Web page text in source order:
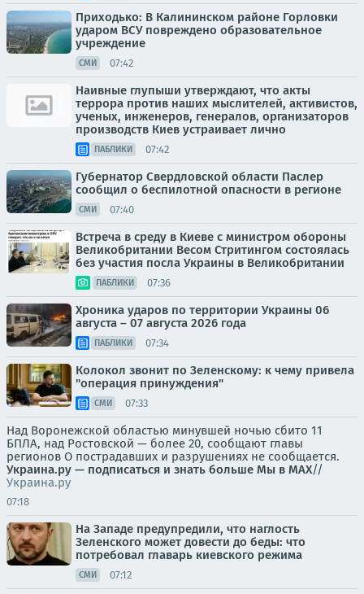
Приходько: В Калининском районе Горловки
ударом ВСУ повреждено образовательное
учреждение
СМИ 07:42
Наивные глупыши утверждают, что акты
террора против наших мыслителей, активистов,
ученых, инженеров, генералов, организаторов
производств Киев устраивает лично
ПАБЛИКИ 07:42
Губернатор Свердловской области Паслер
сообщил о беспилотной опасности в регионе
СМИ 07:40
Встреча в среду в Киеве с министром обороны
Великобритании Весом Стритингом состоялась
без участия посла Украины в Великобритании
ПАБЛИКИ 07:36
Хроника ударов по территории Украины 06
августа – 07 августа 2026 года
ПАБЛИКИ 07:34
Колокол звонит по Зеленскому: к чему привела
"операция принуждения"
СМИ 07:33
Над Воронежской областью минувшей ночью сбито 11
БПЛА, над Ростовской — более 20, сообщают главы
регионов О пострадавших и разрушениях не сообщается.
Украина.ру — подписаться и знать больше Мы в MAX//
Украина.ру
07:18
На Западе предупредили, что наглость
Зеленского может довести до беды: что
потребовал главарь киевского режима
СМИ 07:12